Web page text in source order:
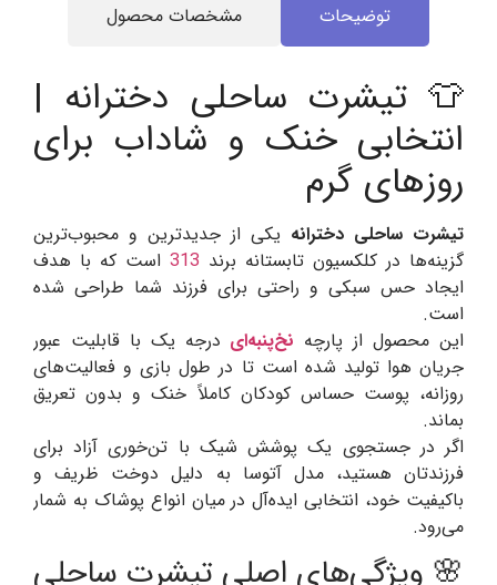
توضیحات مشخصات محصول
👕 تیشرت ساحلی دخترانه |
انتخابی خنک و شاداب برای
روزهای گرم
تیشرت ساحلی دخترانه یکی از جدیدترین و محبوب‌ترین
گزینه‌ها در کلکسیون تابستانه برند 313 است که با هدف
ایجاد حس سبکی و راحتی برای فرزند شما طراحی شده
است.
این محصول از پارچه نخ‌پنبه‌ای درجه یک با قابلیت عبور
جریان هوا تولید شده است تا در طول بازی و فعالیت‌های
روزانه، پوست حساس کودکان کاملاً خنک و بدون تعریق
بماند.
اگر در جستجوی یک پوشش شیک با تن‌خوری آزاد برای
فرزندتان هستید، مدل آتوسا به دلیل دوخت ظریف و
باکیفیت خود، انتخابی ایده‌آل در میان انواع پوشاک به شمار
می‌رود.
🌸 ویژگی‌های اصلی تیشرت ساحلی